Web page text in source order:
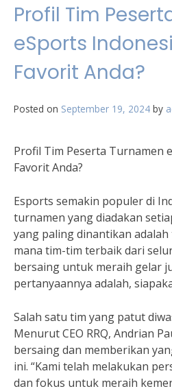
Profil Tim
eSports
Favorit Anda?
Posted on September 19, 2024 by
Profil Tim Peserta Turnamen
Favorit Anda?
Esports semakin populer di
turnamen yang diadakan
yang paling dinantikan
mana tim-tim terbaik dari
bersaing untuk meraih gelar
pertanyaannya adalah,
Salah satu tim yang patut
Menurut CEO RRQ, Andrian
bersaing dan memberikan
ini. “Kami telah melakukan
dan fokus untuk meraih